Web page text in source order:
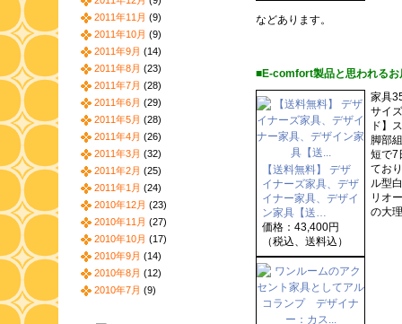
などあります。
■E-comfort製品と思われるお
【送料無料】 デザ
イナーズ家具、デザ
イナー家具、デザイ
ン家具【送…
価格：43,400円
（税込、送料込）
家具
サイ
ド】
脚部
短で7
てお
ル型
リオ
の大
2011年11月 (9)
2011年10月 (9)
2011年9月 (14)
2011年8月 (23)
2011年7月 (28)
2011年6月 (29)
2011年5月 (28)
2011年4月 (26)
2011年3月 (32)
2011年2月 (25)
2011年1月 (24)
2010年12月 (23)
2010年11月 (27)
2010年10月 (17)
2010年9月 (14)
2010年8月 (12)
2010年7月 (9)